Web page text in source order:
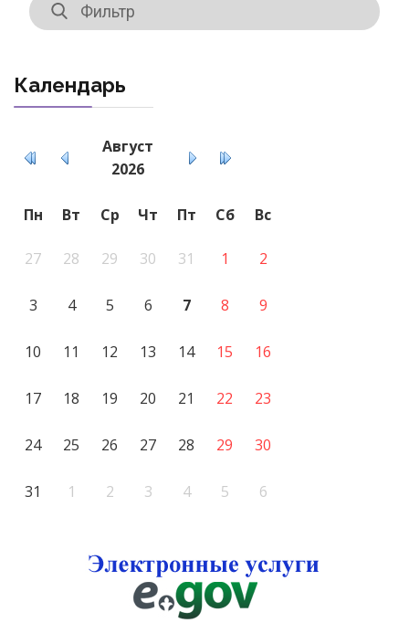
Календарь
Август
2026
Пн Вт Ср Чт Пт Сб Вс
27 28 29 30 31 1 2
3 4 5 6 7 8 9
10 11 12 13 14 15 16
17 18 19 20 21 22 23
24 25 26 27 28 29 30
31 1 2 3 4 5 6